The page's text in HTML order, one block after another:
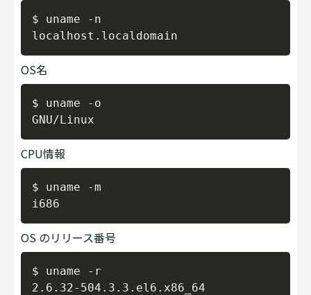
$ uname -n
OS名
$ uname -o
CPU情報
$ uname -m
OS のリリース番号
$ uname -r